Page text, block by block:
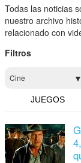
Todas las noticias
nuestro archivo
relacionado con
Filtros
Cine
JUEGOS